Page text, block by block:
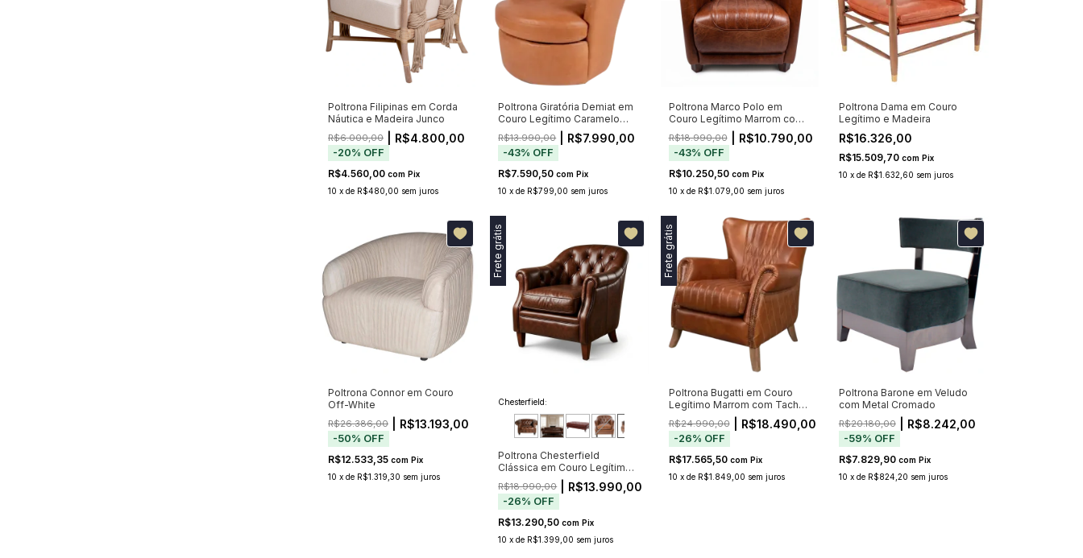
Poltrona Filipinas em Corda
Náutica e Madeira Junco
R$6.000,00 | R$4.800,00
-20% OFF
R$4.560,00 com Pix
10 x de R$480,00 sem juros
Poltrona Giratória Demiat em
Couro Legítimo Caramelo
com Botões no Encosto
R$13.990,00| R$7.990,00
-43% OFF
R$7.590,50com Pix
10 xde R$799,00 sem juros
Poltrona Marco Polo em
Couro Legítimo Marrom com
Assento Canelado
R$18.990,00| R$10.790,00
-43% OFF
R$10.250,50 com Pix
10 x de R$1.079,00 sem juros
Poltrona Dama em Couro
Legítimo e Madeira
R$16.326,00
R$15.509,70 com Pix
10 x de R$1.632,60 sem juros
Poltrona Connor em Couro
Off-White
R$26.386,00 | R$13.193,00
-50% OFF
R$12.533,35 com Pix
10 x de R$1.319,30 sem juros
Frete grátis
Chesterfield:
Poltrona Chesterfield
Clássica em Couro Legítimo
Marrom com Capitonê (Pré-
Venda — Envio a partir de
20/11)
R$18.990,00| R$13.990,00
-26% OFF
R$13.290,50com Pix
10 xde R$1.399,00 sem juros
Frete grátis
Poltrona Bugatti em Couro
Legítimo Marrom com Tachas
e Costuras Geométricas (Pré-
Venda — Envio a partir de
02/10)
R$24.990,00| R$18.490,00
-26% OFF
R$17.565,50 com Pix
10 x de R$1.849,00 sem juros
Poltrona Barone em Veludo
com Metal Cromado
R$20.180,00| R$8.242,00
-59% OFF
R$7.829,90 com Pix
10 x de R$824,20 sem juros